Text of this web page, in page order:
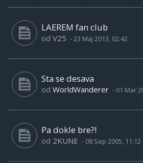
LAEREM fan club
od V25 -23 Maj 2013, 02:42
Sta se desava
od WorldWanderer - 01 Mar
Pa dokle bre?!
od 2KUNE - 08 Sep 2005, 11:12